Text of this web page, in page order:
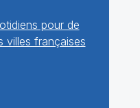
pour de
villes françaises